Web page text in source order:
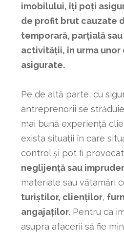
imobilului, îți poți
de profit brut cauzate
temporară, parțială
activității, în urma unor
asigurate.
Pe de altă parte, cu
antreprenorii se
mai bună experiență
exista situații în care
control și pot fi
neglijență sau
materiale sau vătamări
turiștilor, clienților,
angajaților. Pentru ca
asupra afacerii să fie